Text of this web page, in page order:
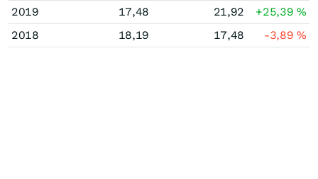
2019
17,48 21,92 +25,39%
2018
18,19 17,48 -3,89%